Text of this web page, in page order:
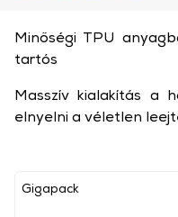
Gigapack
Minőségi TPU
tartós
Masszív kialakítás a
elnyelni a véletlen